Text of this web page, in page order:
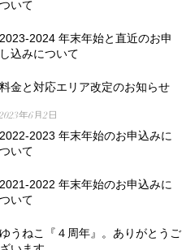
ついて
2024年10月6日
2023-2024 年末年始と直近のお申
し込みについて
2023年10月13日
料金と対応エリア改定のお知らせ
2023年6月2日
2022-2023 年末年始のお申込みに
ついて
2022年10月23日
2021-2022 年末年始のお申込みに
ついて
2021年10月29日
ゆうねこ『４周年』。ありがとうご